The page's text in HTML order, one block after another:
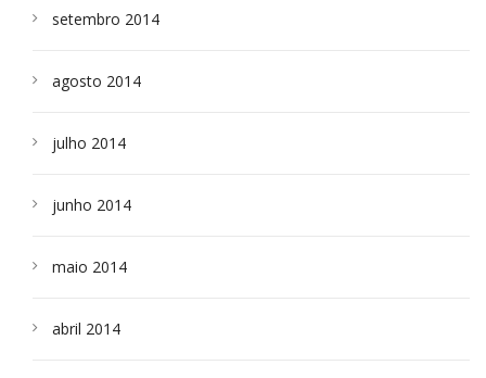
setembro 2014
agosto 2014
julho 2014
junho 2014
maio 2014
abril 2014